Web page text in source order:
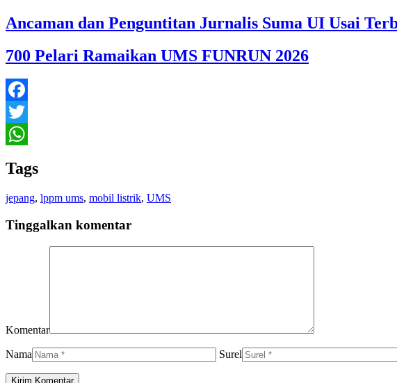
Ancaman dan Penguntitan Jurnalis Suma UI Usai
700 Pelari Ramaikan UMS FUNRUN 2026
Facebook
Twitter
Tags
jepang, lppm ums, mobil listrik, UMS
Tinggalkan komentar
Komentar
Nama Surel